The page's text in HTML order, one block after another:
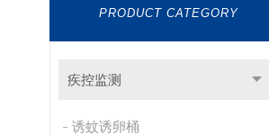
PRODUCT CATEGORY
疾控监测
诱蚊诱卵桶